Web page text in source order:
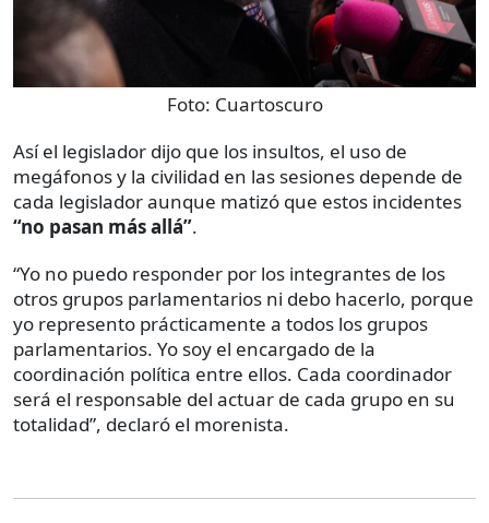
Foto: Cuartoscuro
Así el legislador dijo que los insultos, el uso de
megáfonos y la civilidad en las sesiones depende de
cada legislador aunque matizó que estos incidentes
“no pasan más allá”.
“Yo no puedo responder por los integrantes de los
otros grupos parlamentarios ni debo hacerlo, porque
yo represento prácticamente a todos los grupos
parlamentarios. Yo soy el encargado de la
coordinación política entre ellos. Cada coordinador
será el responsable del actuar de cada grupo en su
totalidad”, declaró el morenista.